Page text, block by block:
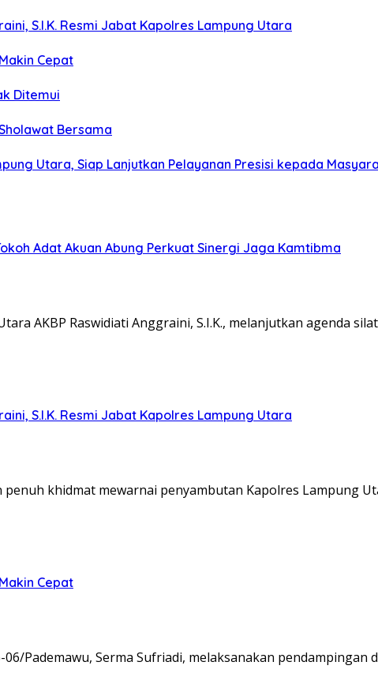
S.I.K. Resmi Jabat Kapolres Lampung Utara
Cepat
Ditemui
Bersama
Utara, Siap Lanjutkan Pelayanan Presisi kepada
Adat Akuan Abung Perkuat Sinergi Jaga Kamtibma
AKBP Raswidiati Anggraini, S.I.K., melanjutkan agenda
S.I.K. Resmi Jabat Kapolres Lampung Utara
penuh khidmat mewarnai penyambutan Kapolres Lampung
Cepat
06/Pademawu, Serma Sufriadi, melaksanakan